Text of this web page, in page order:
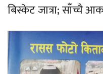
बिस्केट जात्रा; साँच्चै